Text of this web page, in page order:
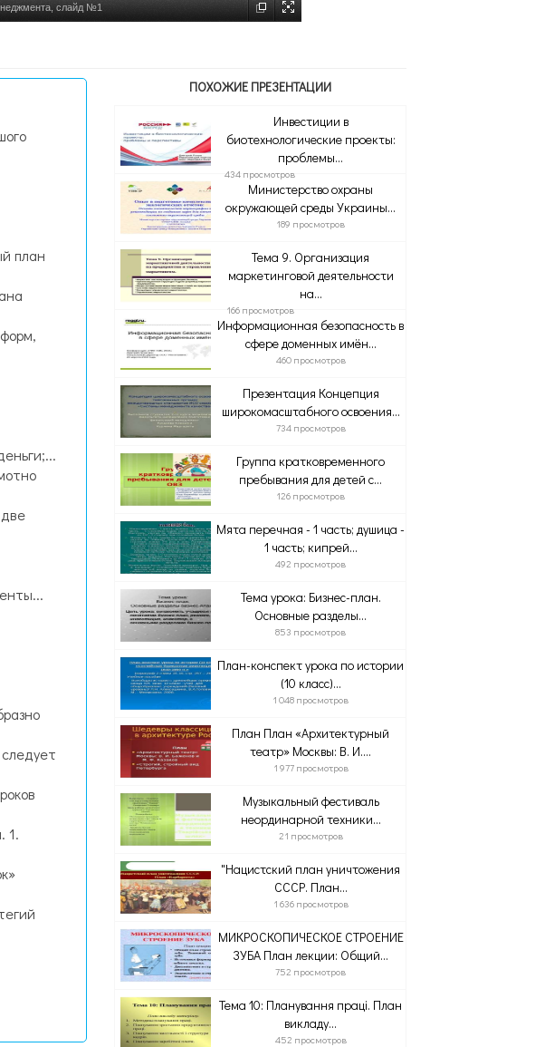
слайд №1
план
1.
ПОХОЖИЕ ПРЕЗЕНТАЦИИ
Инвестиции в
биотехнологические проекты:
проблемы...
434 просмотров
Министерство охраны
окружающей среды Украины...
189 просмотров
Тема 9. Организация
маркетинговой деятельности
на...
166 просмотров
Информационная безопасность в
сфере доменных имён...
460 просмотров
Презентация Концепция
широкомасштабного освоения...
734 просмотров
Группа кратковременного
пребывания для детей с...
126 просмотров
Мята перечная - 1 часть; душица -
1 часть; кипрей...
492 просмотров
Тема урока: Бизнес-план.
Основные разделы...
853 просмотров
План-конспект урока по истории
(10 класс)...
1 048 просмотров
План План «Архитектурный
театр» Москвы: В. И....
1 977 просмотров
Музыкальный фестиваль
неординарной техники...
21 просмотров
"Нацистский план уничтожения
СССР. План...
1 636 просмотров
МИКРОСКОПИЧЕСКОЕ СТРОЕНИЕ
ЗУБА План лекции: Общий...
752 просмотров
Тема 10: Планування праці. План
викладу...
452 просмотров